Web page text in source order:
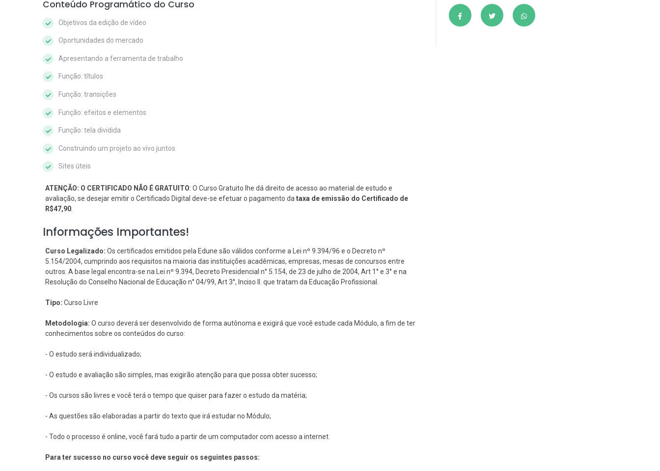
Conteúdo Programático do Curso
Objetivos da edição de vídeo
Oportunidades do mercado
Apresentando a ferramenta de trabalho
Função: títulos
Função: transições
Função: efeitos e elementos
Função: tela dividida
Construindo um projeto ao vivo juntos
Sites úteis
ATENÇÃO: O CERTIFICADO NÃO É GRATUITO: O Curso Gratuito lhe dá direito de acesso ao material de estudo e
avaliação, se desejar emitir o Certificado Digital deve-se efetuar o pagamento dataxa de emissão do Certificado de
R$47,90.
Informações Importantes!
Curso Legalizado: Os certificados emitidos pela Edune são válidos conforme a Lei nº 9.394/96 e o Decreto nº
5.154/2004, cumprindo aos requisitos na maioria das instituições acadêmicas, empresas, mesas de concursos entre
outros. A base legal encontra-se na Lei nº 9.394, Decreto Presidencial n° 5.154, de 23 de julho de 2004, Art 1° e 3° e na
Resolução do Conselho Nacional de Educação n° 04/99, Art 3°, Inciso II. que tratam da Educação Profissional.
Tipo: Curso Livre
Metodologia: O curso deverá ser desenvolvido de forma autônoma e exigirá que você estude cada Módulo, a fim de ter
conhecimentos sobre os conteúdos do curso:
- O estudo será individualizado;
- O estudo e avaliação são simples, mas exigirão atenção para que possa obter sucesso;
- Os cursos são livres e você terá o tempo que quiser para fazer o estudo da matéria;
- As questões são elaboradas a partir do texto que irá estudar no Módulo;
- Todo o processo é online, você fará tudo a partir de um computador com acesso a internet.
Para ter sucesso no curso você deve seguir os seguintes passos: